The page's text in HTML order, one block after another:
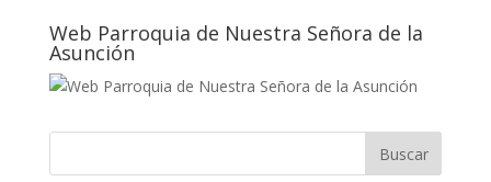
Web Parroquia de Nuestra Señora de la
Asunción